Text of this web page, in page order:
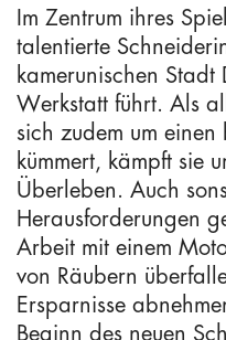
Im Zentrum ihres
talentierte
kamerunischen
Werkstatt führt. Als
sich zudem um
kümmert, kämpft sie
Überleben. Auch
Herausforderungen
Arbeit mit einem
von Räubern
Ersparnisse
Beginn des neuen